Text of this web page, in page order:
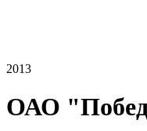
2013
ОАО